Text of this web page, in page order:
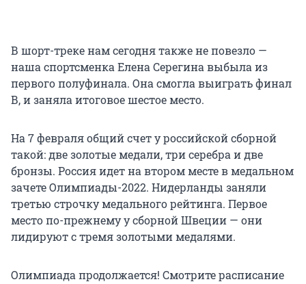
В шорт-треке нам сегодня также не повезло —
наша спортсменка Елена Серегина выбыла из
первого полуфинала. Она смогла выиграть финал
В, и заняла итоговое шестое место.
На 7 февраля общий счет у российской сборной
такой: две золотые медали, три серебра и две
бронзы. Россия идет на втором месте в медальном
зачете Олимпиады-2022. Нидерланды заняли
третью строчку медального рейтинга. Первое
место по-прежнему у сборной Швеции — они
лидируют с тремя золотыми медалями.
Олимпиада продолжается! Смотрите расписание